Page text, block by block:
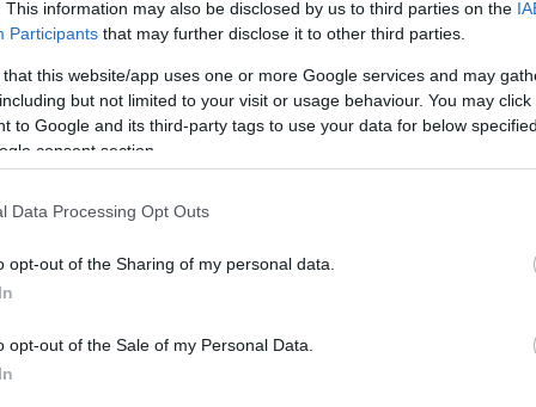
This information may also be disclosed by us to third parties on the
Participants that may further disclose it to other third parties.
that this website/app uses one or more Google services and may
but not limited to your visit or usage behaviour. You may
to Google and its third-party tags to use your data for below
consent section.
Data Processing Opt Outs
opt-out of the Sharing of my personal data.
opt-out of the Sale of my Personal Data.
TOVÁBB
11komment
nők gyermek házasság válás érzelmek
párválasztás Budapest Buda társadalmi presztízs
keresni" - Dolgozó